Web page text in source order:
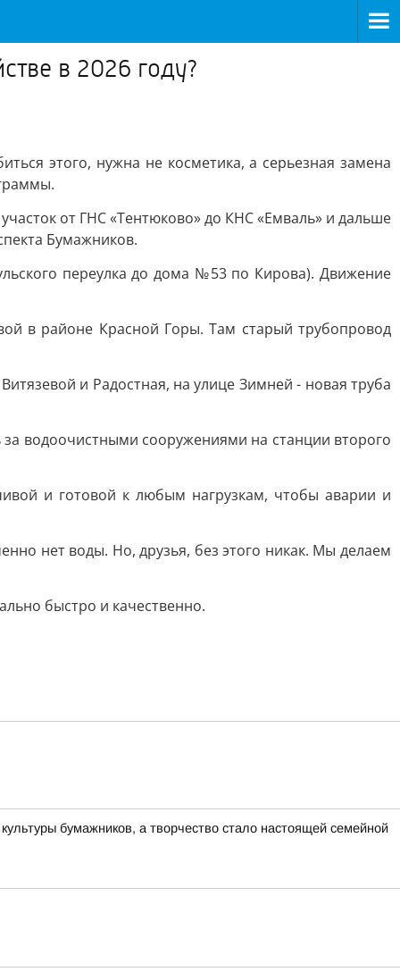
в 2026 году?
этого, нужна не косметика, а серьезная замена
от ГНС «Тентюково» до КНС «Емваль» и дальше
Бумажников.
переулка до дома №53 по Кирова). Движение
в районе Красной Горы. Там старый трубопровод
и Радостная, на улице Зимней - новая труба
водоочистными сооружениями на станции второго
и готовой к любым нагрузкам, чтобы аварии и
нет воды. Но, друзья, без этого никак. Мы делаем
быстро и качественно.
бумажников, а творчество стало настоящей семейной